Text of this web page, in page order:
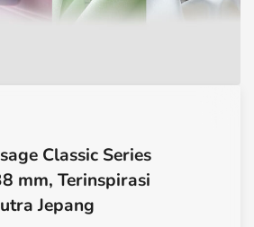
Classic Series
mm, Terinspirasi
Jepang